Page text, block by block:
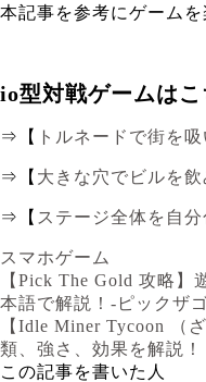
本記事を参考にゲームを
io型対戦ゲームはこ
⇒【 トルネードで街を
⇒【 大きな穴でビルを
⇒【 ステージ全体を自
スマホゲーム
【Pick The Gold 攻略】
本語で解説！-ピックザ
【Idle Miner Tycoon （
類、強さ、効果を解説
この記事を書いた人